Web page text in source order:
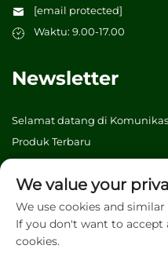
[email protected]
Waktu: 9.00-17.00
Newsletter
Selamat datang di
Produk Terbaru
We value your
We use cookies and
If you don't want to accept
cookies.